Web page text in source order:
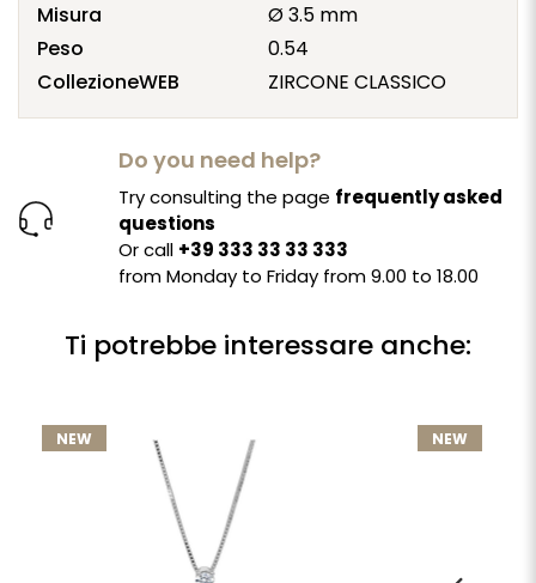
Misura
Ø 3.5 mm
Peso
0.54
CollezioneWEB
ZIRCONE CLASSICO
Do you need help?
Try consulting the page frequently asked
questions
Or call +39 333 33 33 333
from Monday to Friday from 9.00 to 18.00
Ti potrebbe interessare anche:
NEW NEW